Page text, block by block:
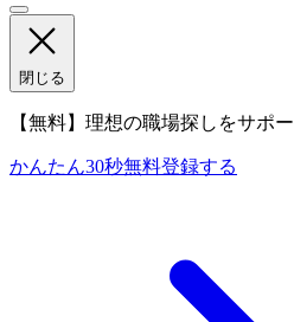
閉じる
【無料】理想の職場探しをサポ
かんたん30秒無料登録する